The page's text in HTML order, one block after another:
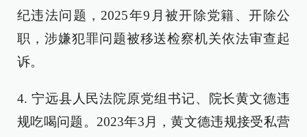
纪违法问题，2025年9月被开除党籍、开除公
职，涉嫌犯罪问题被移送检察机关依法审查起
诉。
4. 宁远县人民法院原党组书记、院长黄文德违
规吃喝问题。2023年3月，黄文德违规接受私营